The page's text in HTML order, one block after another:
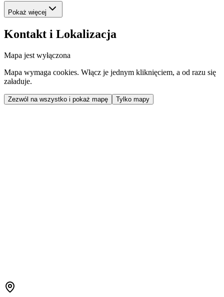
Pokaż więcej
Kontakt i Lokalizacja
Mapa jest wyłączona
Mapa wymaga cookies. Włącz je jednym kliknięciem, a od razu się
załaduje.
Zezwól na wszystko i pokaż mapę Tylko mapy